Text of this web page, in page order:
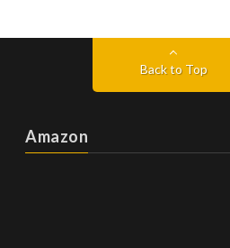
Back to Top
Amazon